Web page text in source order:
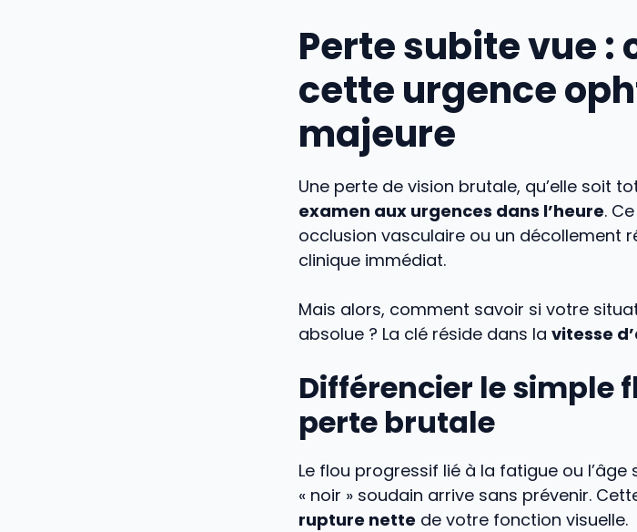
Perte subite vue :
cette urgence
majeure
Une perte de vision brutale, qu’elle soit
examen aux urgences dans l’heure.
occlusion vasculaire ou un décollement
clinique immédiat.
Mais alors, comment savoir si votre
absolue ? La clé réside dans la vitesse
Différencier le simple
perte brutale
Le flou progressif lié à la fatigue ou l’âge
« noir » soudain arrive sans prévenir.
rupture nette de votre fonction visuelle.